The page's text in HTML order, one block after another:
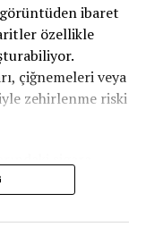
gün tutuklu
Böylece
şartlı ceza kaldı.
ödemesine karar
ibaret
özellikle
çiğnemeleri veya
zehirlenme riski
yürütüyor.